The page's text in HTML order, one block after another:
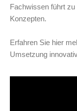
Fachwissen führt
Konzepten.
Erfahren Sie hier
Umsetzung